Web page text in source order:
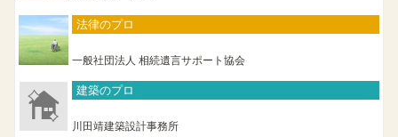
法律のプロ
一般社団法人 相続遺言サポート協会
建築のプロ
川田靖建築設計事務所